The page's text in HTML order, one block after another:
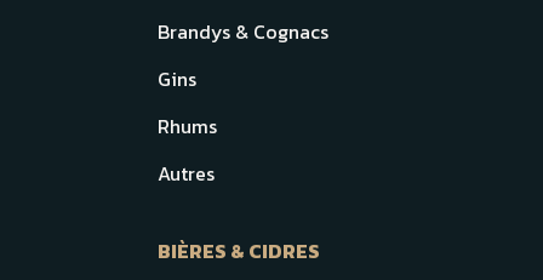
Brandys & Cognacs
Gins
Rhums
Autres
BIÈRES & CIDRES